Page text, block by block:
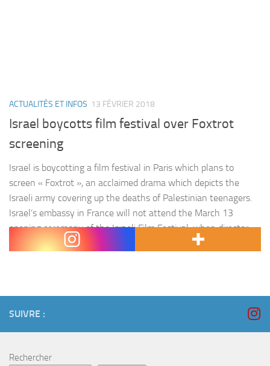
ACTUALITÉS ET INFOS 13 FÉVRIER 2018
Israel boycotts film festival over Foxtrot
screening
Israel is boycotting a film festival in Paris which plans to
screen « Foxtrot », an acclaimed drama which depicts the
Israeli army covering up the deaths of Palestinian teenagers.
Israel’s embassy in France will not attend the March 13
opening ceremony of the Israeli Film Festival, when director
Samuel Maoz’s movie will be screened, because organisers…
SUIVRE :
Rechercher